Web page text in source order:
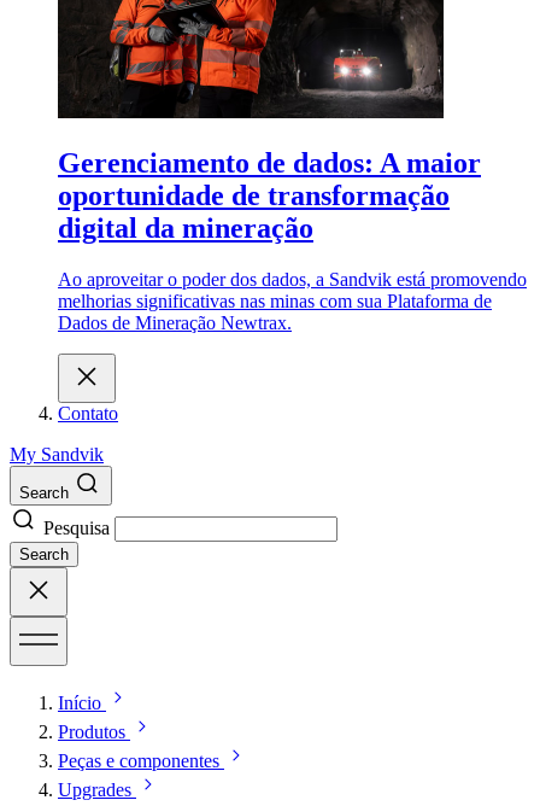
Gerenciamento de dados: A maior
oportunidade de transformação
digital da mineração
Ao aproveitar o poder dos dados, a Sandvik está promovendo
melhorias significativas nas minas com sua Plataforma de
Dados de Mineração Newtrax.
Contato
My Sandvik
Search
Pesquisa
Search
Início
Produtos
Peças e componentes
Upgrades